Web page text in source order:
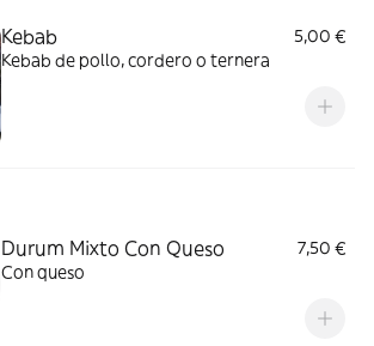
Kebab
5,00 €
Kebab de pollo, cordero o ternera
Durum Mixto Con Queso
7,50 €
Con queso